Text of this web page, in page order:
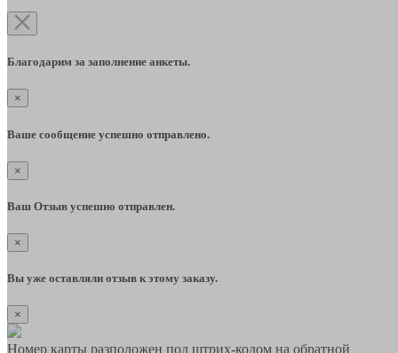
Благодарим за заполнение анкеты.
×
Ваше сообщение успешно отправлено.
×
Ваш Отзыв успешно отправлен.
×
Вы уже оставляли отзыв к этому заказу.
×
Номер карты разположен под штрих-кодом на обратной